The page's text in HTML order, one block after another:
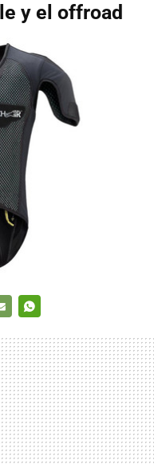
y el offroad